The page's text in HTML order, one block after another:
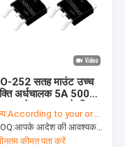
252 सतह माउंट उच्च
अर्धचालक 5A 500V
According to your order requirement
आपके आदेश की आवश्यकता के अनुसार
कीमत पता करें